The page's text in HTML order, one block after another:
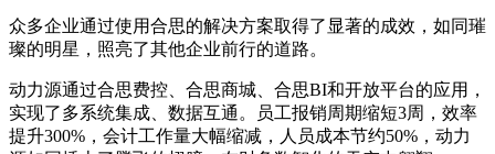
众多企业通过使用合思的解决方案取得了显著的成效，如同璀
璨的明星，照亮了其他企业前行的道路。
动力源通过合思费控、合思商城、合思BI和开放平台的应用，
实现了多系统集成、数据互通。员工报销周期缩短3周，效率
提升300%，会计工作量大幅缩减，人员成本节约50%，动力